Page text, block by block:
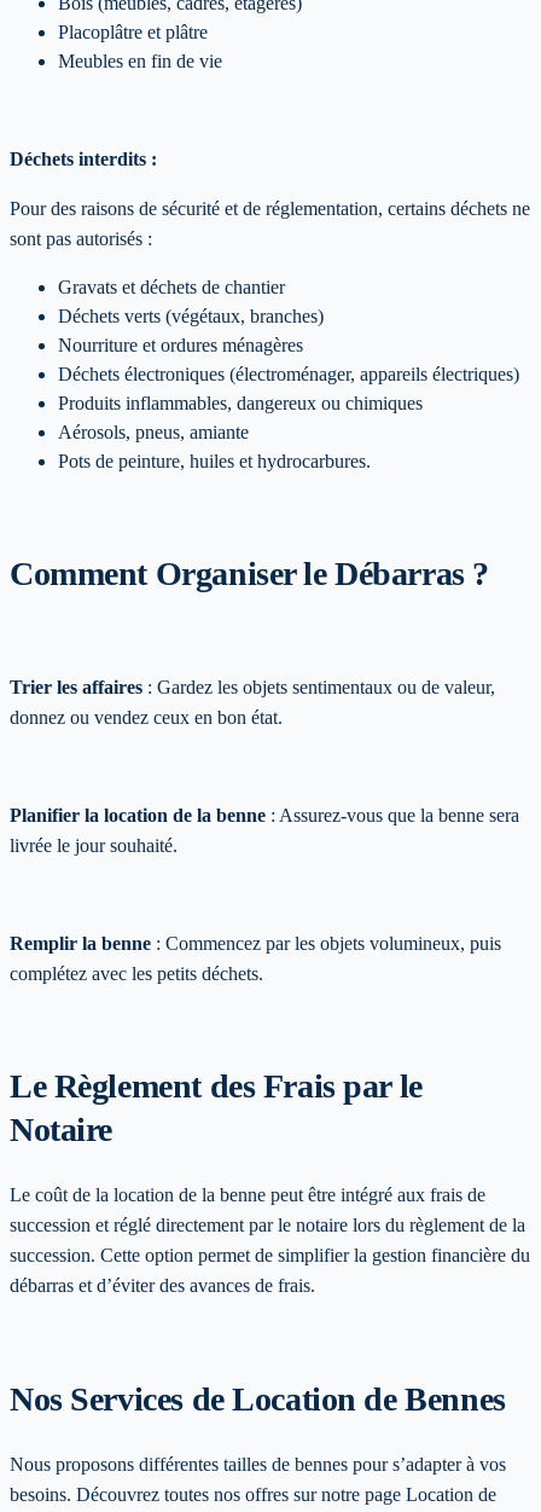
Placoplâtre et plâtre
Meubles en fin de vie
Déchets interdits :
Pour des raisons de sécurité et de réglementation, certains déchets ne
sont pas autorisés :
Gravats et déchets de chantier
Déchets verts (végétaux, branches)
Nourriture et ordures ménagères
Déchets électroniques (électroménager, appareils électriques)
Produits inflammables, dangereux ou chimiques
Aérosols, pneus, amiante
Pots de peinture, huiles et hydrocarbures.
Comment Organiser le Débarras ?
Trier les affaires : Gardez les objets sentimentaux ou de valeur,
donnez ou vendez ceux en bon état.
Planifier la location de la benne : Assurez-vous que la benne sera
livrée le jour souhaité.
Remplir la benne : Commencez par les objets volumineux, puis
complétez avec les petits déchets.
Le Règlement des Frais par le
Notaire
Le coût de la location de la benne peut être intégré aux frais de
succession et réglé directement par le notaire lors du règlement de la
succession. Cette option permet de simplifier la gestion financière du
débarras et d’éviter des avances de frais.
Nos Services de Location de Bennes
Nous proposons différentes tailles de bennes pour s’adapter à vos
besoins. Découvrez toutes nos offres sur notre page Location de